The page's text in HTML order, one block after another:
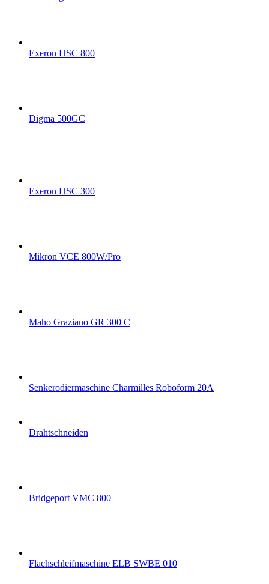
Exeron HSC 800
Digma 500GC
Exeron HSC 300
Mikron VCE 800W/Pro
Maho Graziano GR 300 C
Senkerodiermaschine Charmilles Roboform 20A
Drahtschneiden
Bridgeport VMC 800
Flachschleifmaschine ELB SWBE 010